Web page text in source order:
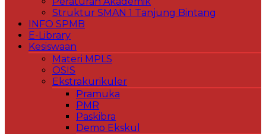
Struktur SMAN 1 Tanjung Bintang
INFO SPMB
E-Library
Kesiswaan
Materi MPLS
OSIS
Ekstrakurikuler
Pramuka
PMR
Paskibra
Demo Ekskul